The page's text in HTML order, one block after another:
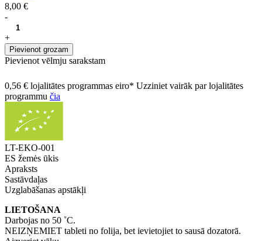
8,00 €
-
+
Pievienot grozam
Pievienot vēlmju sarakstam
0,56 € lojalitātes programmas eiro* Uzziniet vairāk par lojalitātes
programmu čia
LT-EKO-001
ES žemės ūkis
Apraksts
Sastāvdaļas
Uzglabāšanas apstākļi
LIETOŠANA
Darbojas no 50 ˚C.
NEIZŅEMIET tableti no folija, bet ievietojiet to sausā dozatorā.